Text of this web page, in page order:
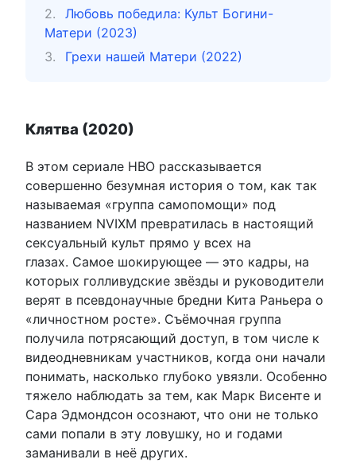
Любовь победила: Культ Богини-
Матери (2023)
Грехи нашей Матери (2022)
Клятва (2020)
В этом сериале HBO рассказывается
совершенно безумная история о том, как так
называемая «группа самопомощи» под
названием NVIXM превратилась в настоящий
сексуальный культ прямо у всех на
глазах. Самое шокирующее — это кадры, на
которых голливудские звёзды и руководители
верят в псевдонаучные бредни Кита Раньера о
«личностном росте». Съёмочная группа
получила потрясающий доступ, в том числе к
видеодневникам участников, когда они начали
понимать, насколько глубоко увязли. Особенно
тяжело наблюдать за тем, как Марк Висенте и
Сара Эдмондсон осознают, что они не только
сами попали в эту ловушку, но и годами
заманивали в неё других.